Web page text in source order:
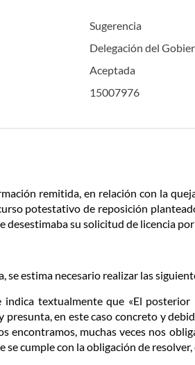
Sugerencia
Delegación del
Aceptada
15007976
remitida, en relación con la
potestativo de reposición
desestimaba su solicitud de licencia
estima necesario realizar las
indica textualmente que «El
presunta, en este caso concreto y
encontramos, muchas veces nos
se cumple con la obligación de